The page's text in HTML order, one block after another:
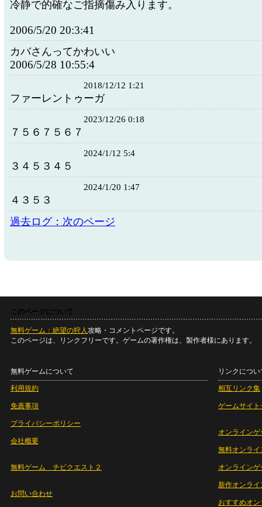
冷静で的確なご指摘傷み入ります。
2006/5/20 20:3:41
カバさんってかわいい
2006/5/28 10:55:4
2018/12/12 1:21
ファーレントゥーガ
2023/12/26 0:18
７５６７５６７
2024/1/12 5:4
３４５３４５
2024/1/20 1:47
４３５３
過去ログ：次のページ
このページについて
無料ゲーム：絶望の狩人攻略・コメントページです。
このページは、リンクフリーです。ゲームの著作権は、製作者様にあります。
無料ゲームについて
利用規約
免責事項
プライバシーポリシー
会社概要
無料ゲーム チビクエスト２
お問い合わせ
リンクについ
相互リンク集
ゲームサイト
オンラインゲ
無料オンライ
オンライン
新作オンライ
おすすめオ